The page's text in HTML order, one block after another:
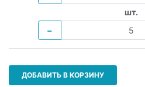
шт.
−
ДОБАВИТЬ В КОРЗИНУ